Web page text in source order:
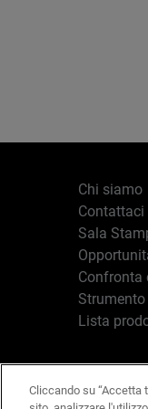
Chi siamo
Contattaci
Sala
Confronta
Lista
Italiano
Cliccando su “Accetta